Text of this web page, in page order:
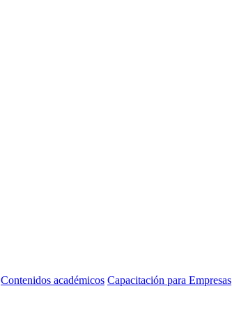
Contenidos académicos Capacitación para Empresas